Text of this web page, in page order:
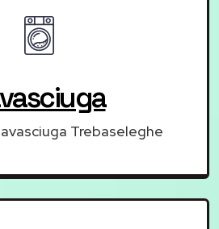
Trebaseleghe